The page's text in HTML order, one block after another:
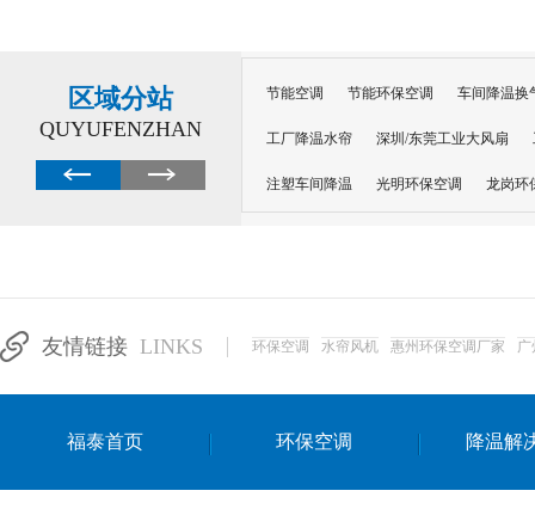
区域分站
QUYUFENZHAN
节能空调 节能环保空调 车间降温换
工厂降温水帘 深圳/东莞工业大风扇
注塑车间降温 光明环保空调 龙岗环
达州工业省电安装
友情链接 LINKS 环保空调 水帘风机 惠州环保空调厂家 广
福泰首页 环保空调 降温解